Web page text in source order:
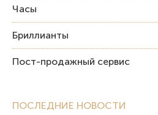
ПОСЛЕДНИЕ НОВОСТИ
Часы
Бриллианты
Пост-продажный сервис